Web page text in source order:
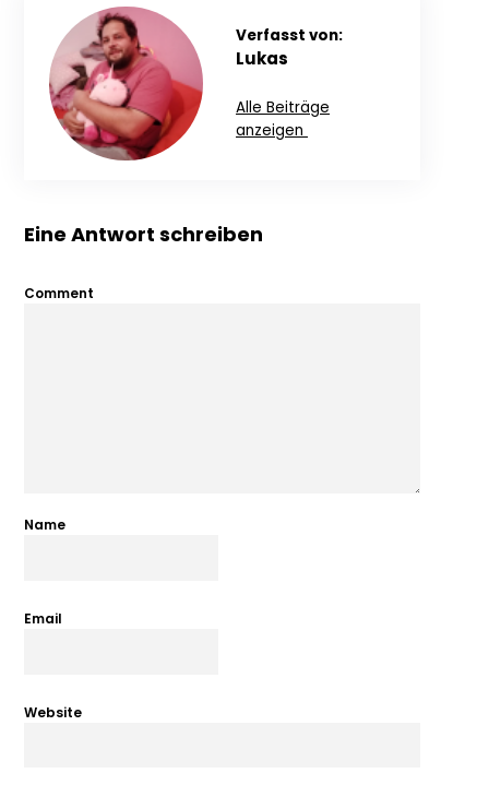
Verfasst von:
Lukas
Alle Beiträge
anzeigen
Eine Antwort schreiben
Comment
Name
Email
Website